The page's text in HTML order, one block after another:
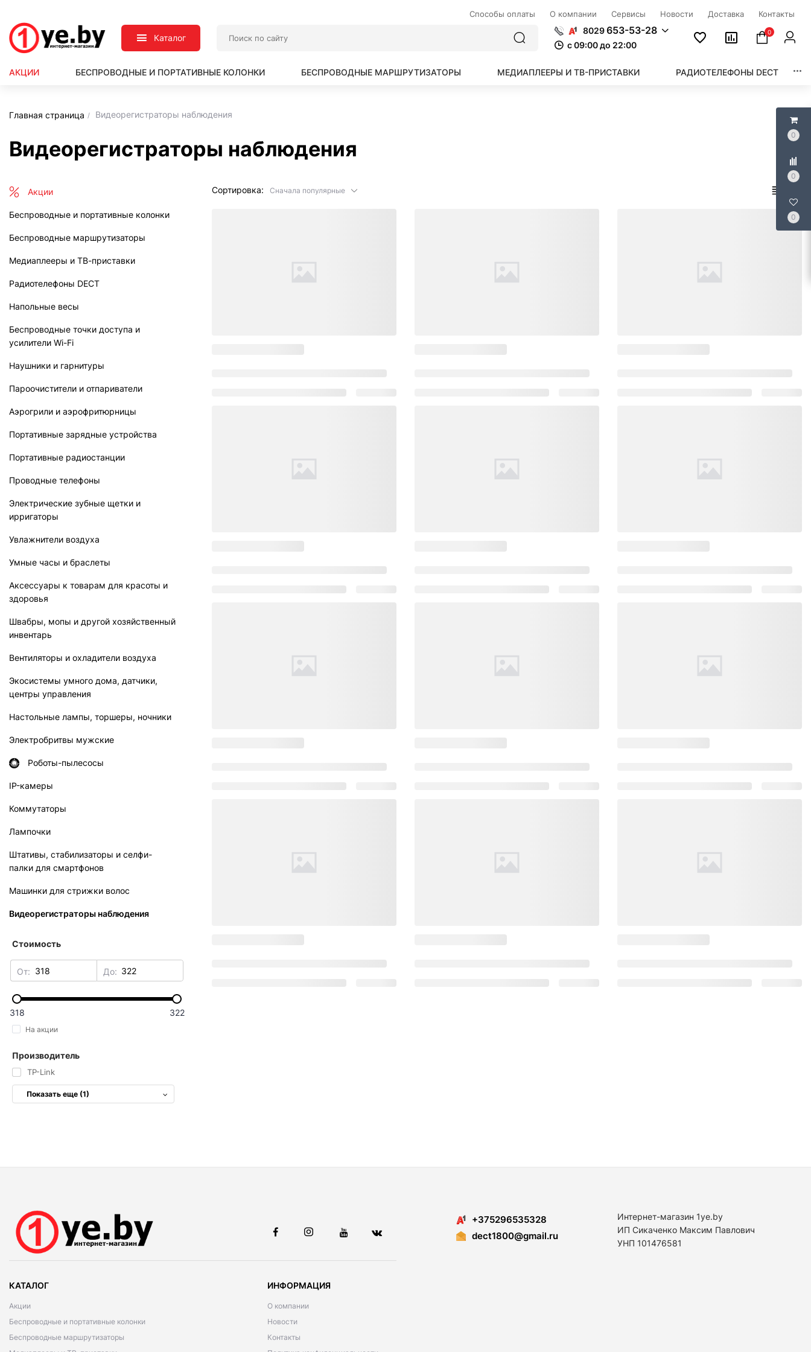
0
0
0
Способы оплаты О компании Сервисы Новости Доставка Контакты
Каталог
8029653-53-28
c 09:00 до 22:00
0
АКЦИИ БЕСПРОВОДНЫЕ И ПОРТАТИВНЫЕ КОЛОНКИ БЕСПРОВОДНЫЕ МАРШРУТИЗАТОРЫ МЕДИАПЛЕЕРЫ И ТВ-ПРИСТАВКИ РАДИОТЕЛЕФОНЫ DECT
Главная страница Видеорегистраторы наблюдения
Видеорегистраторы наблюдения
Акции
Беспроводные и портативные колонки
Беспроводные маршрутизаторы
Медиаплееры и ТВ-приставки
Радиотелефоны DECT
Напольные весы
Беспроводные точки доступа и
усилители Wi-Fi
Наушники и гарнитуры
Пароочистители и отпариватели
Аэрогрили и аэрофритюрницы
Портативные зарядные устройства
Портативные радиостанции
Проводные телефоны
Электрические зубные щетки и
ирригаторы
Увлажнители воздуха
Умные часы и браслеты
Аксессуары к товарам для красоты и
здоровья
Швабры, мопы и другой хозяйственный
инвентарь
Вентиляторы и охладители воздуха
Экосистемы умного дома, датчики,
центры управления
Настольные лампы, торшеры, ночники
Электробритвы мужские
Роботы-пылесосы
IP-камеры
Коммутаторы
Лампочки
Штативы, стабилизаторы и селфи-
палки для смартфонов
Машинки для стрижки волос
Видеорегистраторы наблюдения
Стоимость
От: До:
318 322
На акции
Производитель
TP-Link
Показать еще (1)
Сортировка: Сначала популярные
КАТАЛОГ
Акции
Беспроводные и портативные колонки
Беспроводные маршрутизаторы
ИНФОРМАЦИЯ
О компании
Новости
Контакты
+375296535328
dect1800@gmail.ru
Интернет-магазин 1ye.by
ИП Сикаченко Максим Павлович
УНП 101476581